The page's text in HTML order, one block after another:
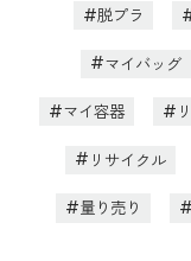
脱プラ
マイバッグ
マイ容器
リサイクル
量り売り